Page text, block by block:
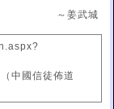
～姜武城
中國信徒佈道